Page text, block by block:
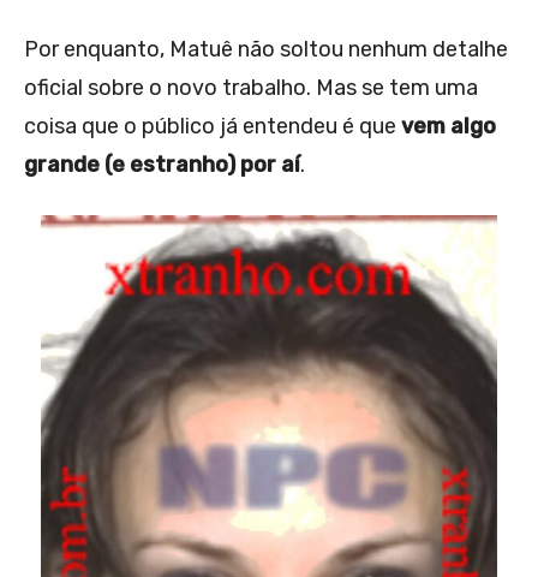
Por enquanto, Matuê não soltou nenhum detalhe
oficial sobre o novo trabalho. Mas se tem uma
coisa que o público já entendeu é que vem algo
grande (e estranho) por aí.